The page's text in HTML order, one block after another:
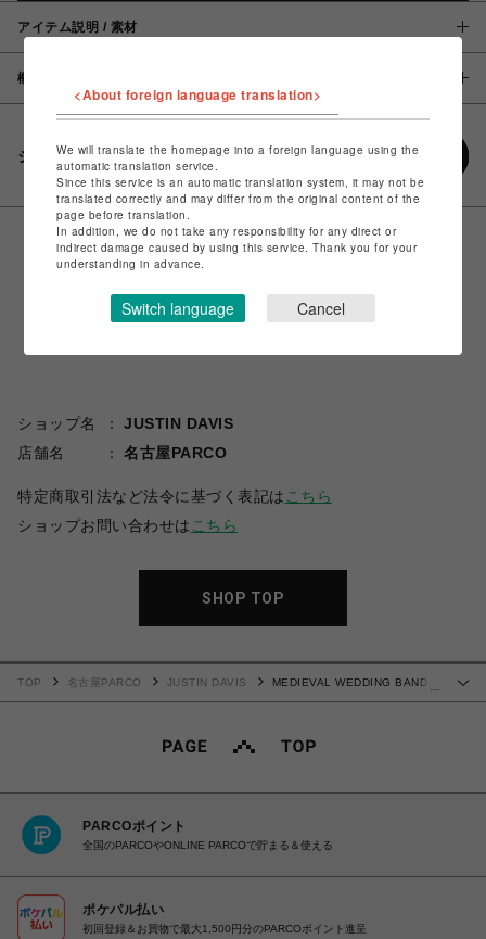
アイテム説明 / 素材
概要
シェアする
ショップ名
JUSTIN DAVIS
店舗名
名古屋PARCO
特定商取引法など法令に基づく表記は こちら
ショップお問い合わせは こちら
SHOP TOP
…
TOP 名古屋PARCO JUSTIN DAVIS
MEDIEVAL WEDDING BAND リ
PARCOポイント
全国のPARCOやONLINE PARCOで貯まる＆使える
ポケパル払い
初回登録＆お買物で最大1,500円分のPARCOポイント進呈
<About foreign language translation>
We will translate the homepage into a foreign language using the
automatic translation service.
Since this service is an automatic translation system, it may not be
translated correctly and may differ from the original content of the
page before translation.
In addition, we do not take any responsibility for any direct or
indirect damage caused by using this service. Thank you for your
understanding in advance.
Switch language Cancel